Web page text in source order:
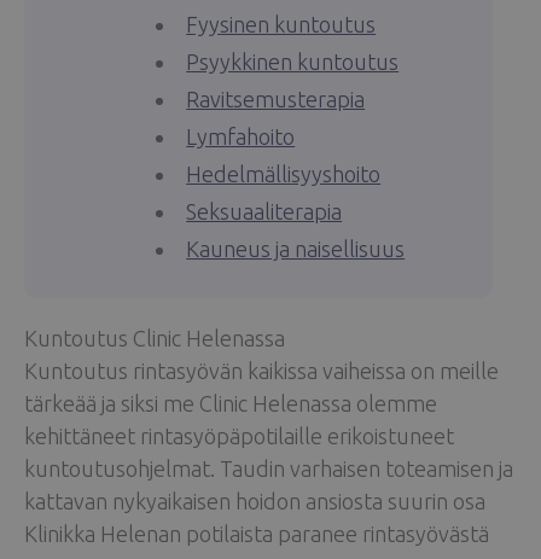
Fyysinen kuntoutus
Psyykkinen kuntoutus
Ravitsemusterapia
Lymfahoito
Hedelmällisyyshoito
Seksuaaliterapia
Kauneus ja naisellisuus
Kuntoutus Clinic Helenassa
Kuntoutus rintasyövän kaikissa vaiheissa on meille
tärkeää ja siksi me Clinic Helenassa olemme
kehittäneet rintasyöpäpotilaille erikoistuneet
kuntoutusohjelmat. Taudin varhaisen toteamisen ja
kattavan nykyaikaisen hoidon ansiosta suurin osa
Klinikka Helenan potilaista paranee rintasyövästä